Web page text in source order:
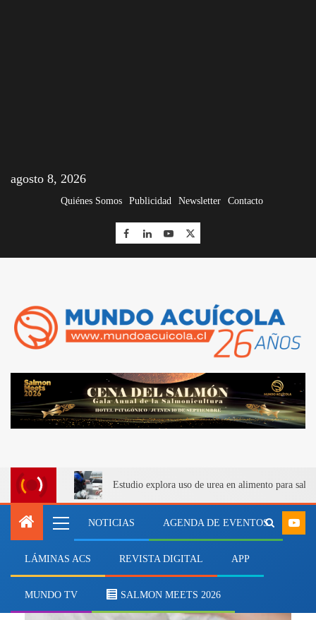
agosto 8, 2026
Quiénes Somos Publicidad Newsletter Contacto
Estudio explora uso de urea en alimento para
NOTICIAS AGENDA DE EVENTOS
LÁMINAS ACS REVISTA DIGITAL APP
MUNDO TV SALMON MEETS 2026
transformación azul